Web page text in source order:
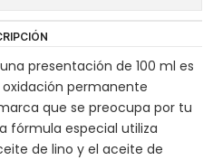
presentación de 100 ml es
permanente
que se preocupa por tu
fórmula especial utiliza
de lino y el aceite de